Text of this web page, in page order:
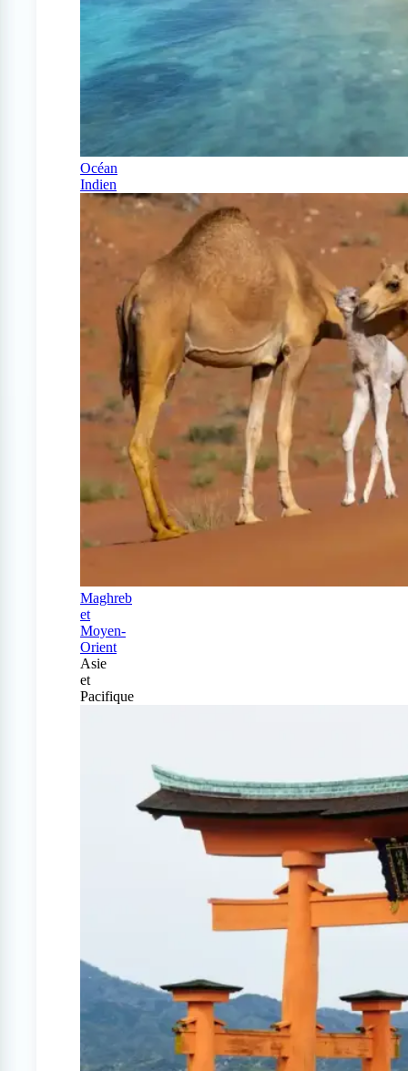
Océan
Indien
Maghreb
et
Moyen-
Orient
Asie
et
Pacifique